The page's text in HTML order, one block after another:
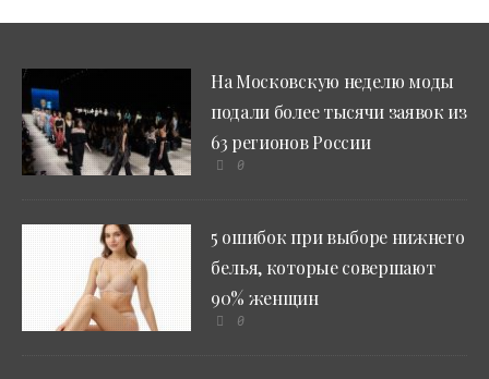
На Московскую неделю моды
подали более тысячи заявок из
63 регионов России
0
5 ошибок при выборе нижнего
белья, которые совершают
90% женщин
0